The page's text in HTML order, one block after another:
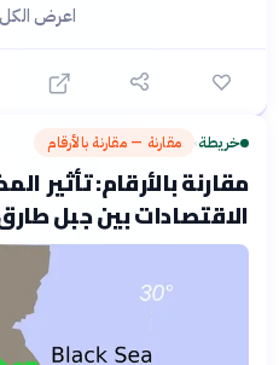
اعرض الكل
خريطة› مقارنة — مقارنة بالأرقام
مقارنة بالأرقام: تأثير
الاقتصادات بين جبل